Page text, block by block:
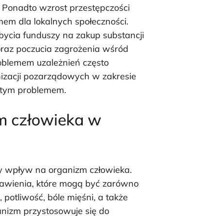
wzrost przestępczości
dla lokalnych społeczności.
funduszy na zakup substancji
poczucia zagrożenia wśród
uzależnień często
pozarządowych w zakresie
problemem.
człowieka w
na organizm człowieka.
które mogą być zarówno
bóle mięśni, a także
przystosowuje się do